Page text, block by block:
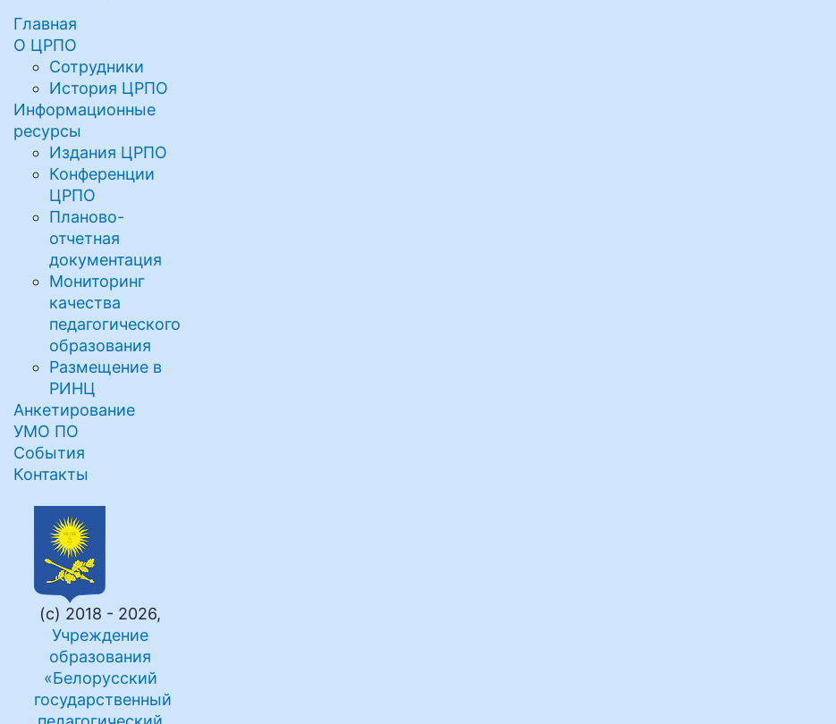
Главная
О ЦРПО
Сотрудники
История ЦРПО
Информационные
ресурсы
Издания ЦРПО
Конференции
ЦРПО
Планово-
отчетная
документация
Мониторинг
качества
педагогического
образования
Размещение в
РИНЦ
Анкетирование
УМО ПО
События
Контакты
(с) 2018 - 2026,
Учреждение
образования
«Белорусский
государственный